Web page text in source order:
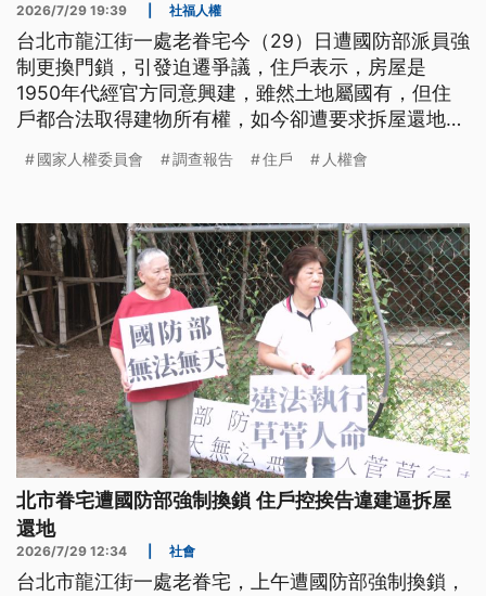
2026/7/29 19:39 社福人權
台北市龍江街一處老眷宅今（29）日遭國防部派員強
制更換門鎖，引發迫遷爭議，住戶表示，房屋是
1950年代經官方同意興建，雖然土地屬國有，但住
戶都合法取得建物所有權，如今卻遭要求拆屋還地。
的階段性調查報告，指出不少被迫遷移的居民，收到
完善程序，建立更完整的居住權保障機制。
國家人權委員會 調查報告 住戶 人權會
北市眷宅遭國防部強制換鎖 住戶控挨告違建逼拆屋
還地
2026/7/29 12:34 社會
台北市龍江街一處老眷宅，上午遭國防部強制換鎖，